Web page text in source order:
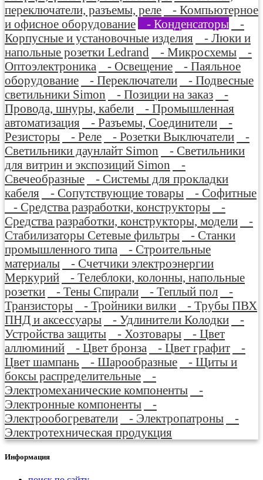
переключатели, разъемы, реле
- Компьютерное
и офисное оборудование
- Конденсаторы
-
Корпусные и установочные изделия
- Люки и
напольные розетки Ledrand
- Микросхемы
-
Оптоэлектроника
- Освещение
- Паяльное
оборудование
- Переключатели
- Подвесные
светильники Simon
- Позиции на заказ
-
Провода, шнуры, кабели
- Промышленная
автоматизация
- Разъемы, Соединители
-
Резисторы
- Реле - Розетки Выключатели
-
Светильники даунлайт Simon
- Светильники
для витрин и экспозиций Simon
-
Свечеобразные
- Системы для прокладки
кабеля
- Сопутствующие товары
- Софитные
- Средства разработки, конструкторы
-
Средства разработки, конструкторы, модели
-
Стабилизаторы Сетевые фильтры
- Станки
промышленного типа
- Строительные
материалы
- Счетчики электроэнергии
Меркурий
- Телеблоки, колонны, напольные
розетки
- Тены Спирали - Теплый пол
-
Транзисторы
- Тройники вилки
- Трубы ПВХ
ПНД и аксессуары
- Удлинители Колодки
-
Устройства защиты
- Хозтовары
- Цвет
аллюминий
- Цвет бронза - Цвет графит
-
Цвет шампань
- Шарообразные
- Щиты и
боксы распределительные
-
Электромеханические компоненты
-
Электронные компоненты
-
Электрообогреватели
- Электропатроны
-
Электротехническая продукция
Информация